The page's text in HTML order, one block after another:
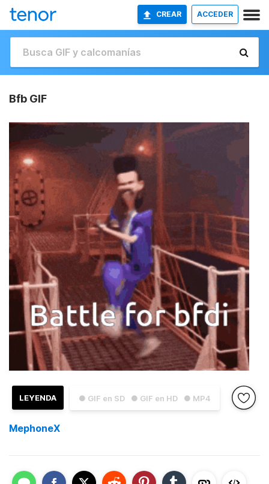
CREAR ACCEDER
Bfb GIF
● GIF en SD ● GIF en HD ● MP4
LEYENDA
MephoneX